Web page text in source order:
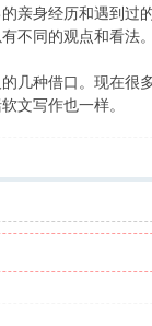
亲身经历和遇到过
不同的观点和看法。
种借口。现在很
文写作也一样。